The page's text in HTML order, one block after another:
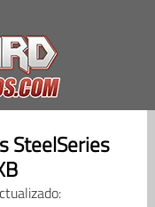
SteelSeries